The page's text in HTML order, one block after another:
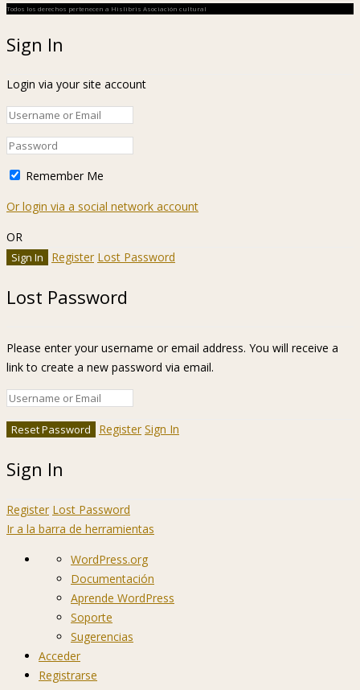
Todos los derechos pertenecen a Hislibris Asociación cultural
Sign In
Login via your site account
Remember Me
Or login via a social network account
OR
Register Lost Password
Lost Password
Please enter your username or email address. You will receive a
link to create a new password via email.
Register Sign In
Sign In
Register Lost Password
Ir a la barra de herramientas
Acerca
WordPress
WordPress.org
Documentación
Aprende WordPress
Soporte
Sugerencias
Acceder
Registrarse